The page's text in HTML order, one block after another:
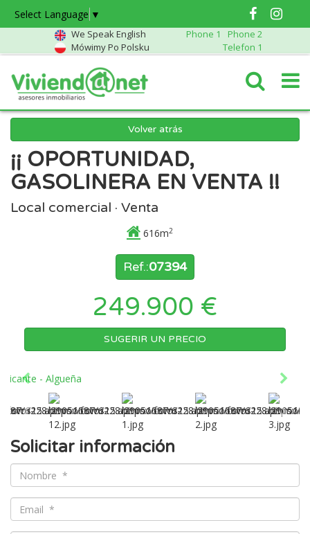
Select Language ▼
We Speak English Phone 1
Phone 2
Mówimy Po Polsku
Telefon 1
Volver atrás
¡¡ OPORTUNIDAD,
GASOLINERA EN VENTA !!
Local comercial · Venta
616m2
Ref.:07394
249.900 €
SUGERIR UN PRECIO
Solicitar información